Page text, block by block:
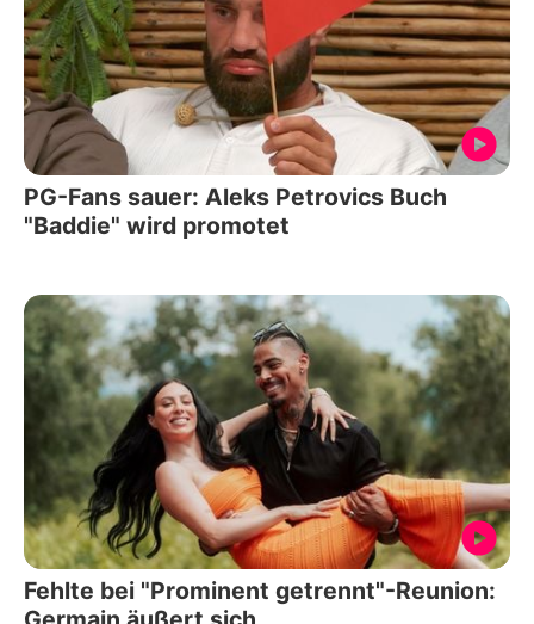
PG-Fans sauer: Aleks Petrovics Buch
"Baddie" wird promotet
Fehlte bei "Prominent getrennt"-Reunion: